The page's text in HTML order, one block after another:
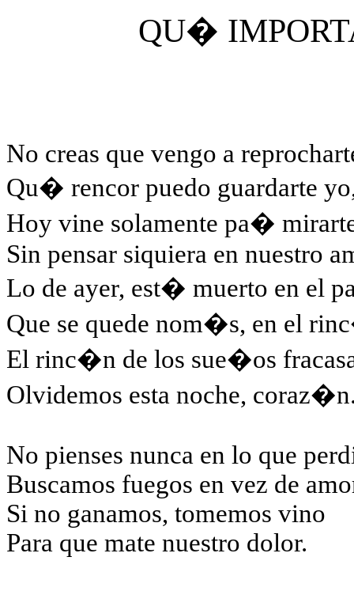
QU�
No creas que vengo a
Qu� rencor puedo guardarte
Hoy vine solamente pa�
Sin pensar siquiera en nuestro
Lo de ayer, est� muerto en el
Que se quede nom�s, en el
El rinc�n de los sue�os
Olvidemos esta noche,
No pienses nunca en lo que
Buscamos fuegos en vez de
Si no ganamos, tomemos vino
Para que mate nuestro dolor.